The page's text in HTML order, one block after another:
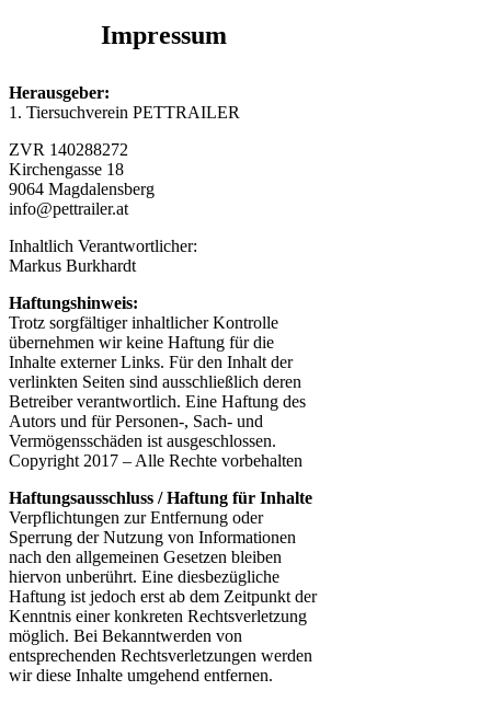
Impressum
Herausgeber:
1. Tiersuchverein PETTRAILER
ZVR 140288272
Kirchengasse 18
9064 Magdalensberg
info@pettrailer.at
Inhaltlich Verantwortlicher:
Markus Burkhardt
Haftungshinweis:
Trotz sorgfältiger inhaltlicher Kontrolle
übernehmen wir keine Haftung für die
Inhalte externer Links. Für den Inhalt der
verlinkten Seiten sind ausschließlich deren
Betreiber verantwortlich. Eine Haftung des
Autors und für Personen-, Sach- und
Vermögensschäden ist ausgeschlossen.
Copyright 2017 – Alle Rechte vorbehalten
Haftungsausschluss / Haftung für Inhalte
Verpflichtungen zur Entfernung oder
Sperrung der Nutzung von Informationen
nach den allgemeinen Gesetzen bleiben
hiervon unberührt. Eine diesbezügliche
Haftung ist jedoch erst ab dem Zeitpunkt der
Kenntnis einer konkreten Rechtsverletzung
möglich. Bei Bekanntwerden von
entsprechenden Rechtsverletzungen werden
wir diese Inhalte umgehend entfernen.